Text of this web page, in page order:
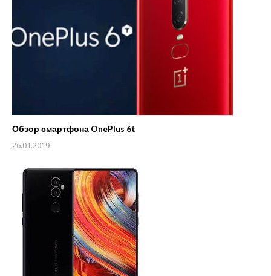
Обзор смартфона OnePlus 6t
26.01.2019